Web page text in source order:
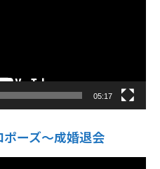
05:17
ーズ〜成婚退会